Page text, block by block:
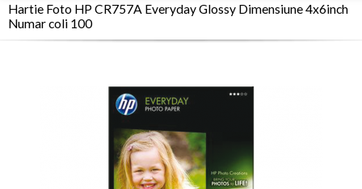
Hartie Foto HP CR757A Everyday Glossy Dimensiune 4x6inch
Numar coli 100